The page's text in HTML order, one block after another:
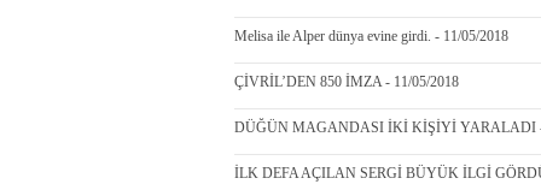
Melisa ile Alper dünya evine girdi. - 11/05/2018
ÇİVRİL’DEN 850 İMZA - 11/05/2018
DÜĞÜN MAGANDASI İKİ KİŞİYİ YARALADI -
İLK DEFA AÇILAN SERGİ BÜYÜK İLGİ